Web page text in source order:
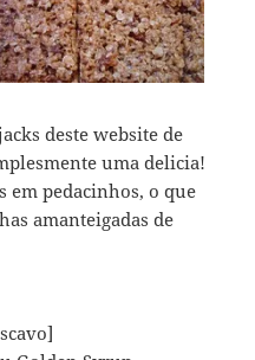
deste website de
uma delicia!
em pedacinhos, o que
amanteigadas de